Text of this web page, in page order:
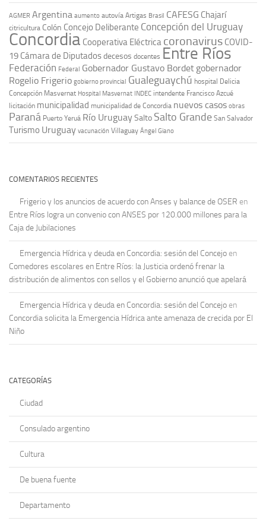
AGMER Argentina aumento autovía Artigas Brasil CAFESG Chajarí
citricultura Colón Concejo Deliberante Concepción del Uruguay
Concordia Cooperativa Eléctrica coronavirus COVID-
19 Cámara de Diputadosdecesos docentes Entre Ríos
Federación Federal Gobernador Gustavo Bordet gobernador
Rogelio Frigerio gobierno provincial Gualeguaychú hospital Delicia
Concepción Masvernat Hospital Masvernat INDEC intendente Francisco Azcué
licitación municipalidad municipalidad de Concordia nuevos casos obras
Paraná Puerto Yeruá Río UruguaySalto Salto Grande San Salvador
Turismo Uruguay vacunación Villaguay Ángel Giano
COMENTARIOS RECIENTES
Frigerio y los anuncios de acuerdo con Anses y balance de OSER en
Entre Ríos logra un convenio con ANSES por 120.000 millones para la
Caja de Jubilaciones
Emergencia Hídrica y deuda en Concordia: sesión del Concejo en
Comedores escolares en Entre Ríos: la Justicia ordenó frenar la
distribución de alimentos con sellos y el Gobierno anunció que apelará
Emergencia Hídrica y deuda en Concordia: sesión del Concejo en
Concordia solicita la Emergencia Hídrica ante amenaza de crecida por El
Niño
CATEGORÍAS
Ciudad
Consulado argentino
Cultura
De buena fuente
Departamento